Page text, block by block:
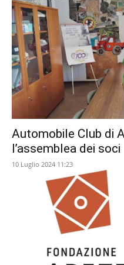
Automobile Club di
l’assemblea dei soci
10 Luglio 2024 11:23